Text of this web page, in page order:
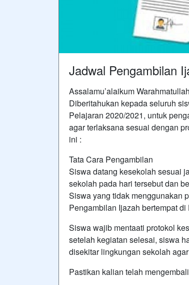
Jadwal Pengambilan
Assalamu’alaikum
Diberitahukan kepada seluruh
Pelajaran 2020/2021, untuk
agar terlaksana sesuai dengan
ini :
Tata Cara Pengambilan
Siswa datang kesekolah sesuai
sekolah pada hari tersebut dan
Siswa yang tidak menggunakan
Pengambilan Ijazah bertempat
Siswa wajib mentaati protokol
setelah kegiatan selesai, siswa
disekitar lingkungan sekolah
Pastikan kalian telah